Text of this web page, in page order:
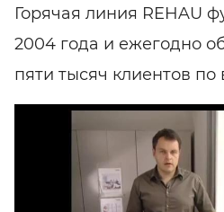
Горячая линия REHAU
2004 года и ежегодно
пяти тысяч клиентов по